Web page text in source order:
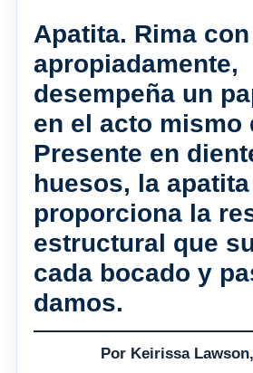
Apatita. Rima
apropiadamente,
desempeña un
en el acto mismo
Presente en
huesos, la apatita
proporciona la
estructural que
cada bocado y
damos.
Por Keirissa Lawson,